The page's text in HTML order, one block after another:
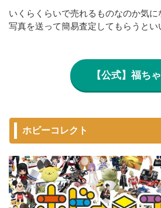
いくらくらいで売れるものなのか気
写真を送って簡易査定してもらうとい
【公式】福ち
ホビーコレクト